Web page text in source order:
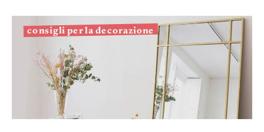
consigli per la decorazione